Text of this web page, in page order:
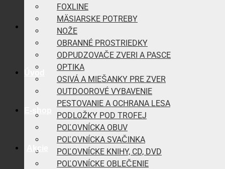
Akcie
FOXLINE
MÄSIARSKE POTREBY
NOŽE
OBRANNÉ PROSTRIEDKY
ODPUDZOVAČE ZVERI A PASCE
OPTIKA
OSIVÁ A MIEŠANKY PRE ZVER
OUTDOOROVÉ VYBAVENIE
PESTOVANIE A OCHRANA LESA
PODLOŽKY POD TROFEJ
POĽOVNÍCKA OBUV
POĽOVNÍCKA SVAČINKA
POĽOVNÍCKE KNIHY, CD, DVD
POĽOVNÍCKE OBLEČENIE